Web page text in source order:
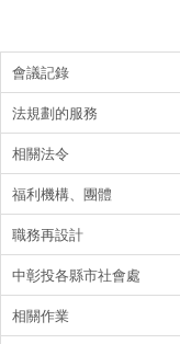
會議記錄
法規劃的服務
相關法令
福利機構、團體
職務再設計
中彰投各縣市社會處
相關作業